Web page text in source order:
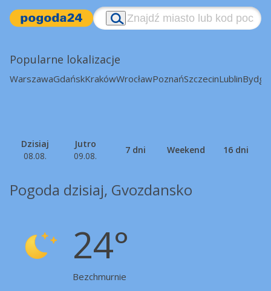
Popularne lokalizacje
WarszawaGdańskKrakówWrocławPoznańSzczecinLublin
Dzisiaj
08.08.
Jutro
09.08.
7 dni Weekend 16 dni
Pogoda dzisiaj, Gvozdansko
24°
Bezchmurnie